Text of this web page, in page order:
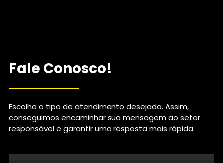
Fale Conosco!
Escolha o tipo de atendimento desejado. Assim,
conseguimos encaminhar sua mensagem ao setor
responsável e garantir uma resposta mais rápida.